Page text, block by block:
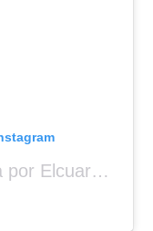
Una publicación compartida por Elcuara (@elcuara.25)